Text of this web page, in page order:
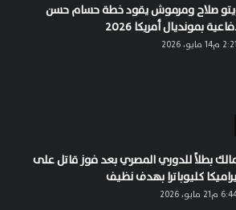
صلاح ومرموش يقود خطة حسام حسن
بمونديال أمريكا 2026
2:21 م14 مايو، 2026
بطلاً للدوري المصري بعد فوز قاتل على
كليوباترا بهدف نظيف
مايو، 2026